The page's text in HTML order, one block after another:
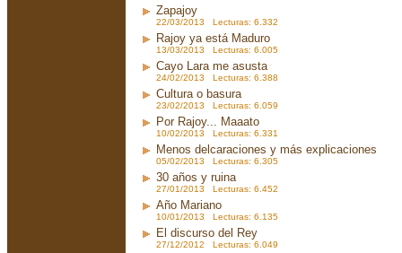
Zapajoy
22/03/2013 Lecturas: 6.332
Rajoy ya está Maduro
13/03/2013 Lecturas: 6.005
Cayo Lara me asusta
24/02/2013 Lecturas: 6.388
Cultura o basura
23/02/2013 Lecturas: 6.059
Por Rajoy... Maaato
10/02/2013 Lecturas: 6.331
Menos delcaraciones y más explicaciones
05/02/2013 Lecturas: 6.305
30 años y ruina
27/01/2013 Lecturas: 6.452
Año Mariano
10/01/2013 Lecturas: 6.135
El discurso del Rey
27/12/2012 Lecturas: 6.049